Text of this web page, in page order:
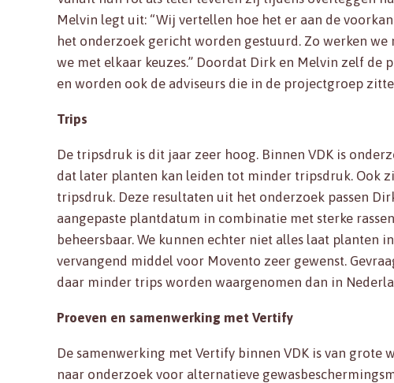
Melvin legt uit: “Wij vertellen hoe het er aan de
het onderzoek gericht worden gestuurd. Zo werken
we met elkaar keuzes.” Doordat Dirk en Melvin zelf
en worden ook de adviseurs die in de projectgroep
Trips
De tripsdruk is dit jaar zeer hoog. Binnen VDK is
dat later planten kan leiden tot minder tripsdruk. Ook
tripsdruk. Deze resultaten uit het onderzoek passen
aangepaste plantdatum in combinatie met sterke
beheersbaar. We kunnen echter niet alles laat planten
vervangend middel voor Movento zeer gewenst.
daar minder trips worden waargenomen dan in
Proeven en samenwerking met Vertify
De samenwerking met Vertify binnen VDK is van grote
naar onderzoek voor alternatieve